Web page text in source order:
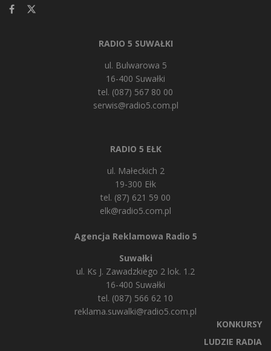
RADIO 5 SUWAŁKI
ul. Bulwarowa 5
16-400 Suwałki
tel. (087) 567 80 00
serwis@radio5.com.pl
RADIO 5 EŁK
ul. Małeckich 2
19-300 Ełk
tel. (87) 621 59 00
elk@radio5.com.pl
Agencja Reklamowa Radio 5
Suwałki
ul. Ks J. Zawadzkiego 2 lok. 1.2
16-400 Suwałki
tel. (087) 566 62 10
reklama.suwalki@radio5.com.pl
KONKURSY
LUDZIE RADIA